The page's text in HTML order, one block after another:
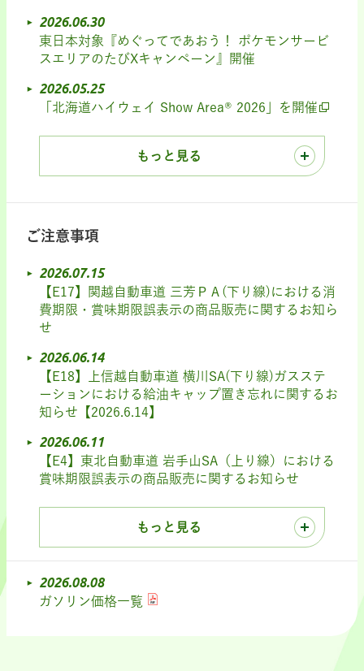
2026.06.30
東日本対象『めぐってであおう！ ポケモンサービ
スエリアのたびXキャンペーン』開催
2026.05.25
「北海道ハイウェイ Show Area® 2026」を開催
もっと見る
ご注意事項
2026.07.15
【E17】関越自動車道 三芳ＰＡ(下り線)における消
費期限・賞味期限誤表示の商品販売に関するお知ら
せ
2026.06.14
【E18】上信越自動車道 横川SA(下り線)ガスステ
ーションにおける給油キャップ置き忘れに関するお
知らせ【2026.6.14】
2026.06.11
【E4】東北自動車道 岩手山SA（上り線）における
賞味期限誤表示の商品販売に関するお知らせ
もっと見る
2026.08.08
ガソリン価格一覧